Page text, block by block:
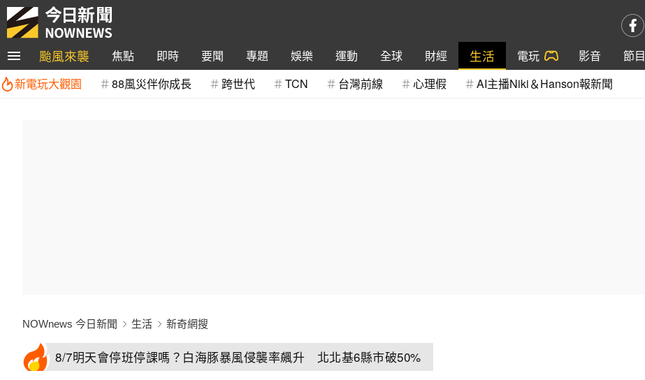
颱風來襲 焦點 即時 要聞 專題 娛樂 運動 全球 財經 生活 電玩 影音 節目
新電玩大觀園
88風災伴你成長 跨世代 TCN 台灣前線 心理假 AI主播Niki＆Hanson報新聞
NOWnews 今日新聞 生活 新奇網搜
8/7明天會停班停課嗎？白海豚暴風侵襲率飆升 北北基6縣市破50%